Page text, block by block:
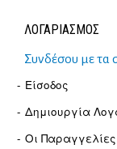
ΛΟΓΑΡΙΑΣΜΟΣ
Συνδέσου με τα
Είσοδος
Δημιουργία
Οι